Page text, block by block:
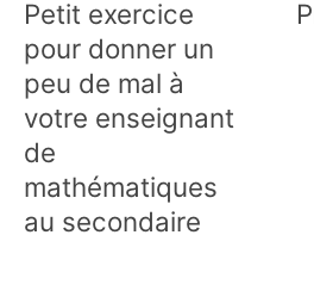
Petit exercice
pour donner un
peu de mal à
votre enseignant
de
mathématiques
au secondaire